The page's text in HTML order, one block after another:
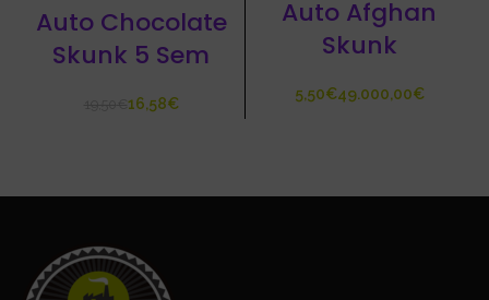
Auto Chocolate
Skunk 5 Sem
16,58€
Auto Afghan
Skunk
€ €